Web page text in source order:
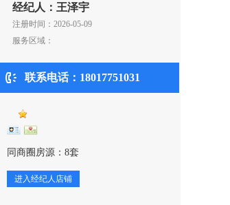
经纪人：王泽宇
注册时间：2026-05-09
服务区域：
联系电话：18017751031
同商圈房源：8套
进入经纪人店铺